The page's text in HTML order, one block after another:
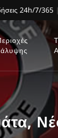
24h/7/365 |